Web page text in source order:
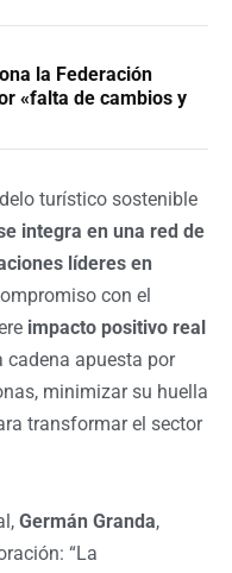
la Federación
«falta de cambios y
turístico sostenible
integra en una red de
líderes en
con el
impacto positivo real
cadena apuesta por
minimizar su huella
transformar el sector
Germán Granda,
“La